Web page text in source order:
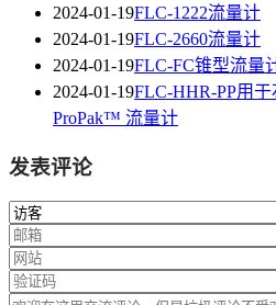
2024-01-19FLC-1222流量计
2024-01-19FLC-2660流量计
2024-01-19FLC-FC锥型流量
2024-01-19FLC-HHR-PP用
ProPak™ 流量计
发表评论